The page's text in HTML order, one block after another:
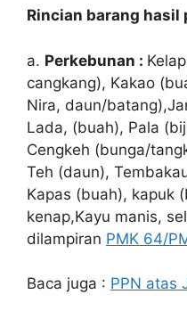
Rincian barang
a. Perkebunan :
cangkang), Kakao
Nira, daun/
Lada, (buah), Pala
Cengkeh (bunga/
Teh (daun),
Kapas (buah), kapuk
kenap,Kayu manis,
dilampiran PMK 64/
Baca juga : PPN atas